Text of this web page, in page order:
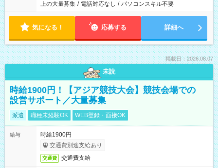
上の大量募集 / 電話対応なし / パソコンスキル不要
気になる！ 応募する 詳細へ
掲載日：2026.08.07
未読
時給1900円！【アジア競技大会】競技会場での
設営サポート／大量募集
派遣 職種未経験OK WEB登録・面接OK
給与
時給1900円
交通費別途支給あり
交通費 交通費支給